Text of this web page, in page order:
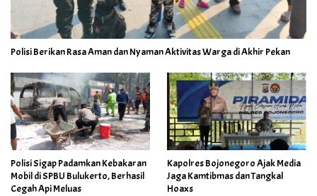
Polisi Berikan Rasa Aman dan Nyaman Aktivitas Warga di Akhir Pekan
Polisi Sigap Padamkan Kebakaran
Mobil di SPBU Bulukerto, Berhasil
Cegah Api Meluas
Kapolres Bojonegoro Ajak Media
Jaga Kamtibmas dan Tangkal
Hoaxs